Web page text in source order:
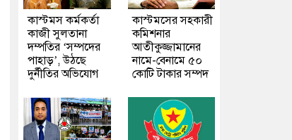
কাস্টমস কর্মকর্তা
কাজী সুলতানা
দম্পতির ‘সম্পদের
পাহাড়’, উঠছে
দুর্নীতির অভিযোগ
কাস্টমসের সহকারী
কমিশনার
আতীকুজ্জামানের
নামে-বেনামে ৫০
কোটি টাকার সম্পদ